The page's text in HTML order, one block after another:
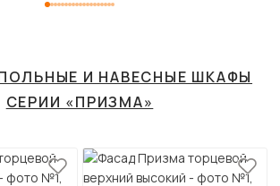
И НАВЕСНЫЕ ШКАФЫ
СЕРИИ «ПРИЗМА»